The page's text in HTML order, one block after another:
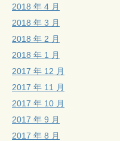
2018 年 4 月
2018 年 3 月
2018 年 2 月
2018 年 1 月
2017 年 12 月
2017 年 11 月
2017 年 10 月
2017 年 9 月
2017 年 8 月